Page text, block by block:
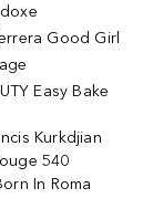
Good Girl
Easy Bake
Kurkdjian
540
In Roma